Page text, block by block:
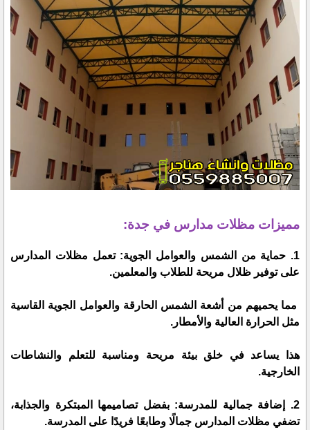
مميزات مظلات مدارس في جدة:
1. حماية من الشمس والعوامل الجوية: تعمل مظلات المدارس
على توفير ظلال مريحة للطلاب والمعلمين.
مما يحميهم من أشعة الشمس الحارقة والعوامل الجوية القاسية
مثل الحرارة العالية والأمطار.
هذا يساعد في خلق بيئة مريحة ومناسبة للتعلم والنشاطات
الخارجية.
2. إضافة جمالية للمدرسة: بفضل تصاميمها المبتكرة والجذابة،
تضفي مظلات المدارس جمالًا وطابعًا فريدًا على المدرسة.